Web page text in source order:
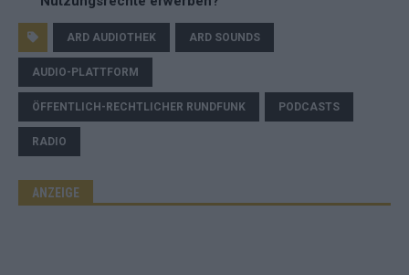
ARD AUDIOTHEK ARD SOUNDS
AUDIO-PLATTFORM
ÖFFENTLICH-RECHTLICHER RUNDFUNK PODCASTS
RADIO
ANZEIGE